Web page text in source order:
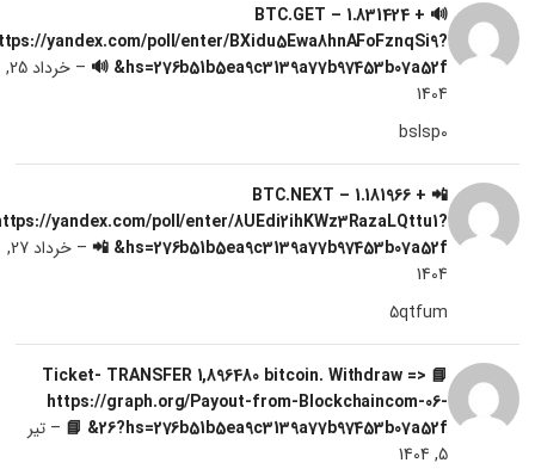
🔊 + 1.831424 BTC.GET –
yandex.com/poll/enter/BXidu5Ewa8hnAFoFznqSi9?
hs=276b51b5ea9c3139a77b97453b07a52f& 🔊
–
خرداد 25,
1404
bslsp0
📲 + 1.181966 BTC.NEXT –
yandex.com/poll/enter/8UEdi2ihKWz3RazaLQttu1?
hs=276b51b5ea9c3139a77b97453b07a52f& 📲
–
خرداد 27,
1404
5qtfum
📘 Ticket- TRANSFER 1,896480 bitcoin. Withdraw =>
https://graph.org/Payout-from-Blockchaincom-06-
26?hs=276b51b5ea9c3139a77b97453b07a52f& 📘
– تیر
5, 1404